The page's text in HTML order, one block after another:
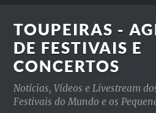
TOUPEIRAS -
DE FESTIVAIS E
CONCERTOS
Notícias, Vídeos e Livestream
Festivais do Mundo e os